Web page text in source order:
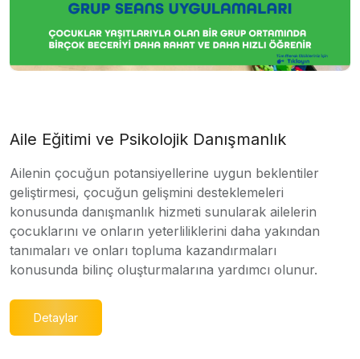
Aile Eğitimi ve Psikolojik Danışmanlık
Ailenin çocuğun potansiyellerine uygun beklentiler
geliştirmesi, çocuğun gelişmini desteklemeleri
konusunda danışmanlık hizmeti sunularak ailelerin
çocuklarını ve onların yeterliliklerini daha yakından
tanımaları ve onları topluma kazandırmaları
konusunda bilinç oluşturmalarına yardımcı olunur.
Detaylar